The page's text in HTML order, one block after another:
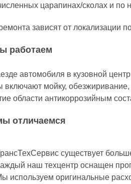
царапинах/сколах и по
зависят от локализации
работаем
автомобиля в кузовной
включают мойку,
области антикоррозийным
отличаемся
существует
наш техцентр оснащен
используем оригинальные